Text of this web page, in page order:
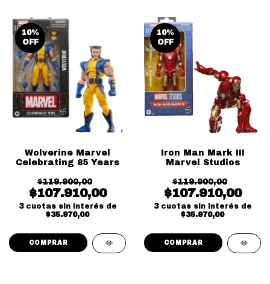
10%
OFF
Wolverine Marvel
Celebrating 85 Years
$119.900,00
$107.910,00
3 cuotas sin interés de
$35.970,00
10%
OFF
Iron Man Mark III
Marvel Studios
$119.900,00
$107.910,00
3 cuotas sin interés de
$35.970,00